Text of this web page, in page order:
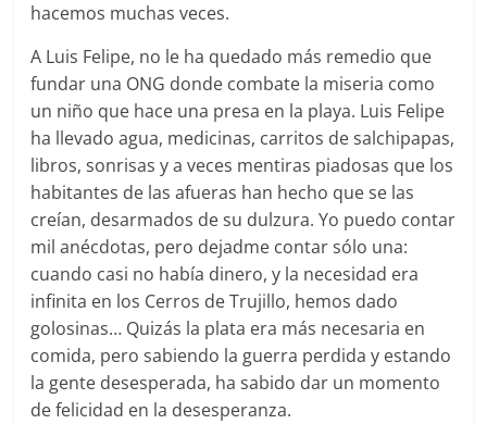
hacemos muchas veces.
A Luis Felipe, no le ha quedado más remedio que
fundar una ONG donde combate la miseria como
un niño que hace una presa en la playa. Luis Felipe
ha llevado agua, medicinas, carritos de salchipapas,
libros, sonrisas y a veces mentiras piadosas que los
habitantes de las afueras han hecho que se las
creían, desarmados de su dulzura. Yo puedo contar
mil anécdotas, pero dejadme contar sólo una:
cuando casi no había dinero, y la necesidad era
infinita en los Cerros de Trujillo, hemos dado
golosinas… Quizás la plata era más necesaria en
comida, pero sabiendo la guerra perdida y estando
la gente desesperada, ha sabido dar un momento
de felicidad en la desesperanza.